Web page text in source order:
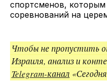
спортсменов,
соревнований на
Чтобы не пропустить
Израиля, анализ и
Telegram-канал